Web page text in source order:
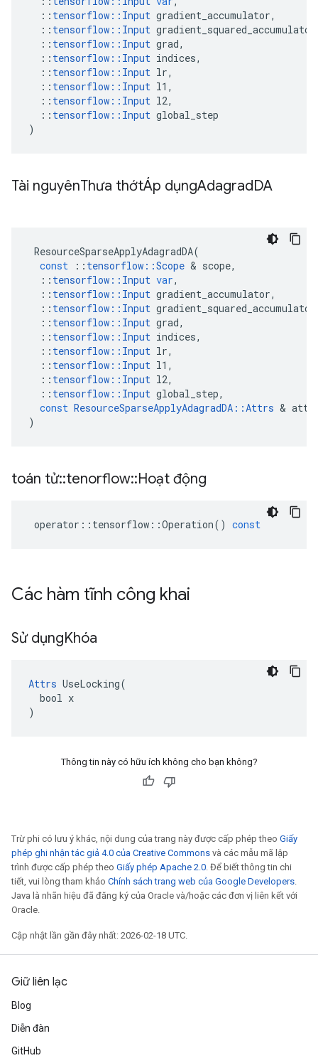
:: tensorflow :: Input gradient_accumulator,
:: tensorflow :: Input gradient_squared_accumulator
:: tensorflow :: Input grad,
:: tensorflow :: Input indices,
:: tensorflow :: Input lr,
:: tensorflow :: Input l1 ,
:: tensorflow :: Input l2,
:: tensorflow :: Input global_step
)
Tài nguyênThưa thớtÁp dụngAdagradDA
ResourceSparseApplyAdagradDA(
const
:: tensorflow ::Scope & scope,
:: tensorflow :: Input var,
:: tensorflow :: Input gradient_accumulator,
:: tensorflow :: Input gradient_squared_accumulator
:: tensorflow :: Input grad,
:: tensorflow :: Input indices,
:: tensorflow :: Input lr,
:: tensorflow :: Input l1 ,
:: tensorflow :: Input l2,
:: tensorflow :: Input global_step,
const ResourceSparseApplyAdagradDA ::Attrs &
)
toán tử::tenorflow::Hoạt động
operator :: tensorflow ::Operation() const
Các hàm tĩnh công khai
Sử dụngKhóa
Attrs UseLocking(
  bool x
)
Thông tin này có hữu ích không cho bạn không?
Trừ phi có lưu ý khác, nội dung của trang này được cấp phép theo Giấy
phép ghi nhận tác giả 4.0 của Creative Commons và các mẫu mã lập
trình được cấp phép theo Giấy phép Apache 2.0. Để biết thông tin chi
tiết, vui lòng tham khảo Chính sách trang web của Google Developers.
Java là nhãn hiệu đã đăng ký của Oracle và/hoặc các đơn vị liên kết với
Oracle.
Cập nhật lần gần đây nhất: 2026-02-18 UTC.
Giữ liên lạc
Blog
Diễn đàn
GitHub